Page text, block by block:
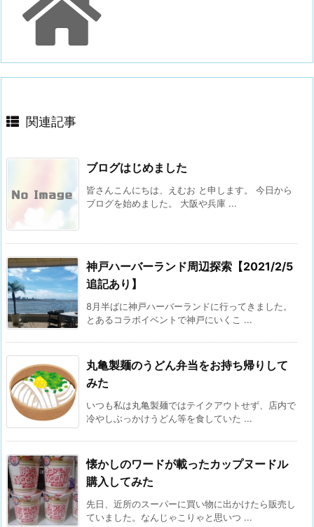
関連記事
ブログはじめました
皆さんこんにちは、えむお と申します。 今日から
ブログを始めました。 大阪や兵庫 ...
神戸ハーバーランド周辺探索【2021/2/5
追記あり】
8月半ばに神戸ハーバーランドに行ってきました。
とあるコラボイベントで神戸にいくこ ...
丸亀製麺のうどん弁当をお持ち帰りして
みた
いつも私は丸亀製麺ではテイクアウトせず、店内で
冷やしぶっかけうどん等を食していた ...
懐かしのワードが載ったカップヌードル
購入してみた
先日、近所のスーパーに買い物に出かけたら販売し
ていました。なんじゃこりゃと思いつ ...